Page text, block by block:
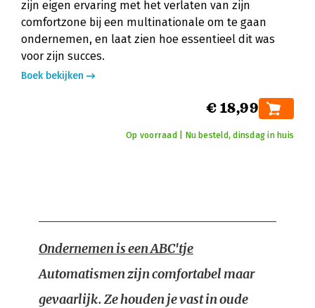
zijn eigen ervaring met het verlaten van zijn
comfortzone bij een multinationale om te gaan
ondernemen, en laat zien hoe essentieel dit was
voor zijn succes.
Boek bekijken
€ 18,99
Op voorraad | Nu besteld, dinsdag in huis
Ondernemen is een ABC'tje
Automatismen zijn comfortabel maar
gevaarlijk. Ze houden je vast in oude